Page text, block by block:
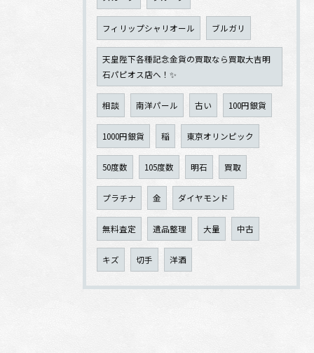
フィリップシャリオール ブルガリ
天皇陛下各種記念金貨の買取なら買取大吉明
石パピオス店へ！✨
相談 南洋パール 古い 100円銀貨
1000円銀貨 稲 東京オリンピック
50度数 105度数 明石 買取
プラチナ 金 ダイヤモンド
無料査定 遺品整理 大量 中古
キズ 切手 洋酒